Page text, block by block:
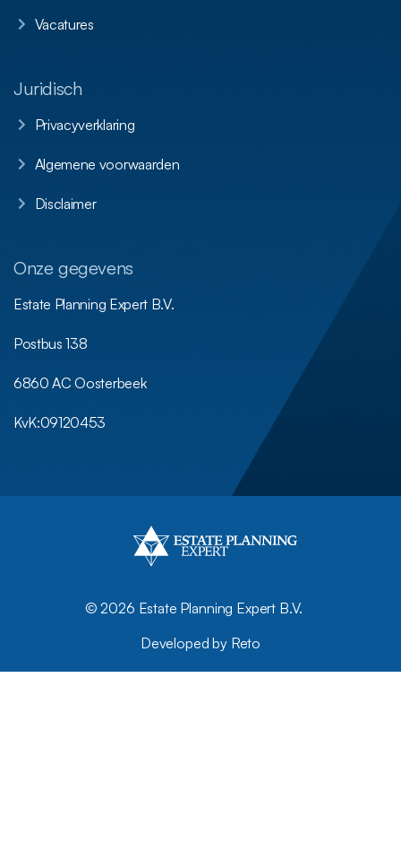
Vacatures
Juridisch
Privacyverklaring
Algemene voorwaarden
Disclaimer
Onze gegevens
Estate Planning Expert B.V.
Postbus 138
6860 AC Oosterbeek
KvK:09120453
©2026 Estate Planning Expert B.V.
Developed by Reto